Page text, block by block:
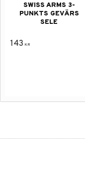
SWISS ARMS 3-
PUNKTS GEVÄRS
SELE
143 KR